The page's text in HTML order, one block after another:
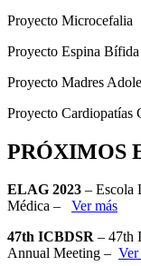
Proyecto Microcefalia
Proyecto Espina
Proyecto Madres
Proyecto Cardiopatías
PRÓXIMOS
ELAG 2023 – Escola
Médica – Ver más
47th ICBDSR – 47th
Annual Meeting – Ver